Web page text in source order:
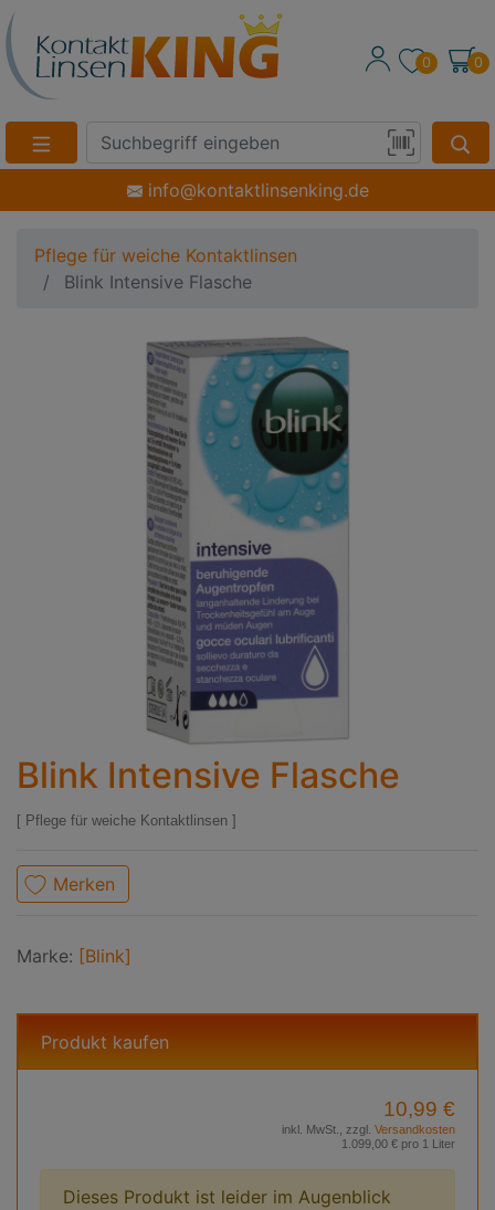
Suche
Eingabefeld
Produktsuche
Scan
0 0
info@kontaktlinsenking.de
Pflege für weiche Kontaktlinsen
Blink Intensive Flasche
Blink Intensive Flasche
Pflege für weiche Kontaktlinsen
Merken
Marke: [Blink]
Produkt kaufen
10,99 €
inkl. MwSt., zzgl. Versandkosten
1.099,00 € pro 1 Liter
Dieses Produkt ist leider im Augenblick